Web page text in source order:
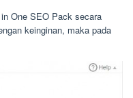
One SEO Pack secara
keinginan, maka pada